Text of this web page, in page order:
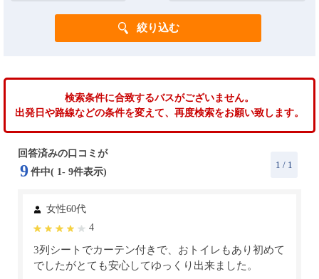
検索条件に合致するバスがございません。
出発日や路線などの条件を変えて、再度検索をお願い致します。
回答済みの口コミが
9 件中( 1- 9件表示)
1 / 1
女性60代
4
3列シートでカーテン付きで、おトイレもあり初めて
でしたがとても安心してゆっくり出来ました。